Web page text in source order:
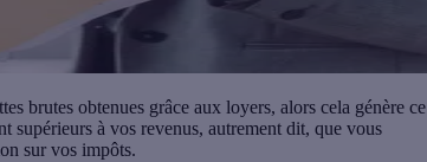
brutes obtenues grâce aux loyers, alors cela génère ce
supérieurs à vos revenus, autrement dit, que vous
sur vos impôts.